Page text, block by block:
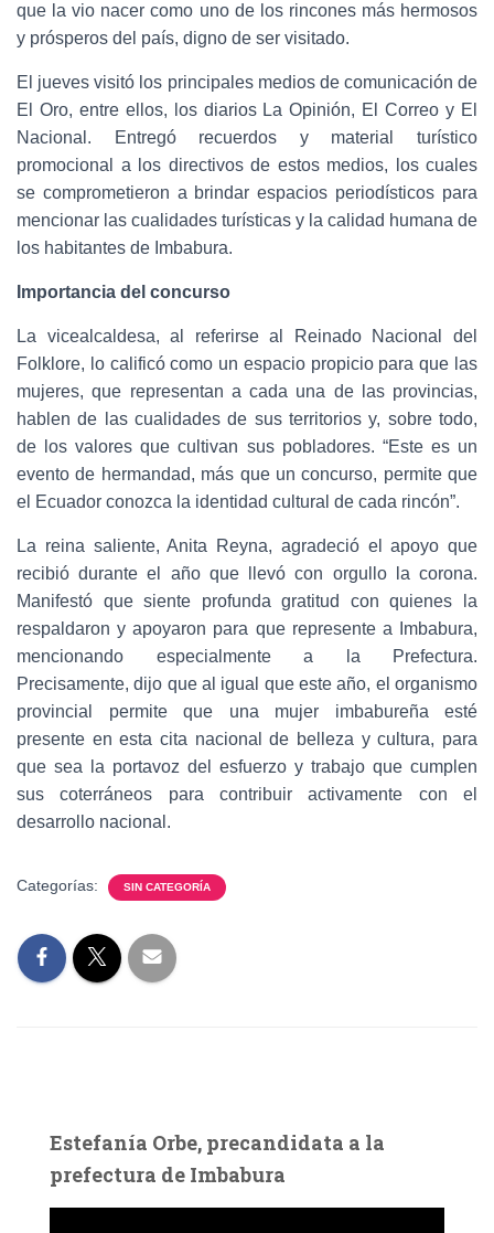
que la vio nacer como uno de los rincones más hermosos
y prósperos del país, digno de ser visitado.
El jueves visitó los principales medios de comunicación de
El Oro, entre ellos, los diarios La Opinión, El Correo y El
Nacional. Entregó recuerdos y material turístico
promocional a los directivos de estos medios, los cuales
se comprometieron a brindar espacios periodísticos para
mencionar las cualidades turísticas y la calidad humana de
los habitantes de Imbabura.
Importancia del concurso
La vicealcaldesa, al referirse al Reinado Nacional del
Folklore, lo calificó como un espacio propicio para que las
mujeres, que representan a cada una de las provincias,
hablen de las cualidades de sus territorios y, sobre todo,
de los valores que cultivan sus pobladores. “Este es un
evento de hermandad, más que un concurso, permite que
el Ecuador conozca la identidad cultural de cada rincón”.
La reina saliente, Anita Reyna, agradeció el apoyo que
recibió durante el año que llevó con orgullo la corona.
Manifestó que siente profunda gratitud con quienes la
respaldaron y apoyaron para que represente a Imbabura,
mencionando especialmente a la Prefectura.
Precisamente, dijo que al igual que este año, el organismo
provincial permite que una mujer imbabureña esté
presente en esta cita nacional de belleza y cultura, para
que sea la portavoz del esfuerzo y trabajo que cumplen
sus coterráneos para contribuir activamente con el
desarrollo nacional.
Categorías: SIN CATEGORÍA
Estefanía Orbe, precandidata a la
prefectura de Imbabura